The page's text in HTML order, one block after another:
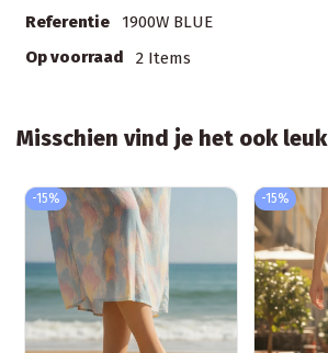
Referentie
1900W BLUE
Op voorraad
2 Items
Misschien vind je het ook leuk
-15% -15%